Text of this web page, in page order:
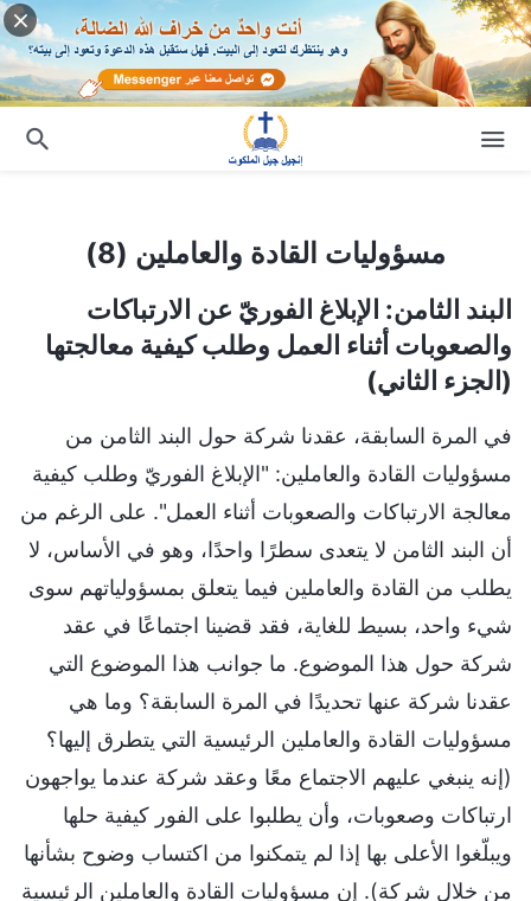
مسؤوليات القادة والعاملين (8)
البند الثامن: الإبلاغ الفوريّ عن الارتباكات
والصعوبات أثناء العمل وطلب كيفية معالجتها
(الجزء الثاني)
في المرة السابقة، عقدنا شركة حول البند الثامن من
مسؤوليات القادة والعاملين: "الإبلاغ الفوريّ وطلب كيفية
معالجة الارتباكات والصعوبات أثناء العمل". على الرغم من
أن البند الثامن لا يتعدى سطرًا واحدًا، وهو في الأساس، لا
يطلب من القادة والعاملين فيما يتعلق بمسؤولياتهم سوى
شيء واحد، بسيط للغاية، فقد قضينا اجتماعًا في عقد
شركة حول هذا الموضوع. ما جوانب هذا الموضوع التي
عقدنا شركة عنها تحديدًا في المرة السابقة؟ وما هي
مسؤوليات القادة والعاملين الرئيسية التي يتطرق إليها؟
(إنه ينبغي عليهم الاجتماع معًا وعقد شركة عندما يواجهون
ارتباكات وصعوبات، وأن يطلبوا على الفور كيفية حلها
ويبلّغوا الأعلى بها إذا لم يتمكنوا من اكتساب وضوح بشأنها
من خلال شركة). إن مسؤوليات القادة والعاملين الرئيسية